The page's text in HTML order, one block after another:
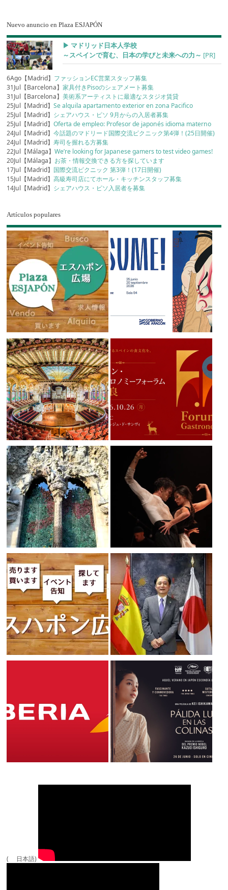
Nuevo anuncio en Plaza ESJAPÓN
▶︎ マドリッド日本人学校
～スペインで育む、日本の学びと未来への力～ [PR]
6Ago【Madrid】 ファッションEC営業スタッフ募集
31Jul【Barcelona】家具付きPisoのシェアメート募集
31Jul【Barcelona】美術系アーティストに最適なスタジオ賃貸
25Jul【Madrid】Se alquila apartamento exterior en zona Pacifico
25Jul【Madrid】 シェアハウス・ピソ 9月からの入居者募集
25Jul【Madrid】Oferta de empleo: Profesor de japonés idioma materno
24Jul【Madrid】今話題のマドリード国際交流ピクニック第4弾！(25日開催)
24Jul【Madrid】寿司を握れる方募集
22Jul【Málaga】We’re looking for Japanese gamers to test video games!
20Jul【Málaga】 お茶・情報交換できる方を探しています
17Jul【Madrid】 国際交流ピクニック 第3弾！(17日開催)
15Jul【Madrid】高級寿司店にてホール・キッチンスタッフ募集
14Jul【Madrid】 シェアハウス・ピソ入居者を募集
Artículos populares
( 日本語)